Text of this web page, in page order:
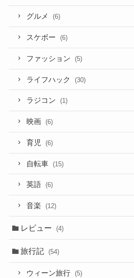
グルメ (6)
スケボー (6)
ファッション (5)
ライフハック (30)
ラジコン (1)
映画 (6)
育児 (6)
自転車 (15)
英語 (6)
音楽 (12)
レビュー (4)
旅行記 (54)
ウィーン旅行 (5)